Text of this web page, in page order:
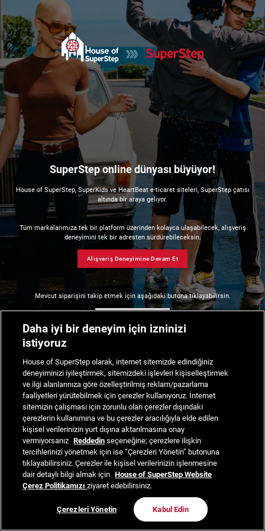
SuperStep online dünyası büyüyor!
House of SuperStep, SuperKids ve HeartBeat e-ticaret siteleri, SuperStep çatısı
altında bir araya geliyor.
Tüm markalarımıza tek bir platform üzerinden kolayca ulaşabilecek, alışveriş
deneyimini tek bir adresten sürdürebileceksin.
Alışveriş Deneyimine Devam Et
Mevcut siparişini takip etmek için aşağıdaki butona tıklayabilirsin.
Daha iyi bir deneyim için izninizi
istiyoruz
House of SuperStep olarak, internet sitemizde edindiğiniz
deneyiminizi iyileştirmek, sitemizdeki işlevleri kişiselleştirmek
ve ilgi alanlarınıza göre özelleştirilmiş reklam/pazarlama
faaliyetleri yürütebilmek için çerezler kullanıyoruz. İnternet
sitemizin çalışması için zorunlu olan çerezler dışındaki
çerezlerin kullanımına ve bu çerezler aracılığıyla elde edilen
kişisel verilerinizin yurt dışına aktarılmasına onay
vermiyorsanız Reddedin seçeneğine; çerezlere ilişkin
tercihlerinizi yönetmek için ise “Çerezleri Yönetin” butonuna
tıklayabilirsiniz. Çerezler ile kişisel verilerinizin işlenmesine
dair detaylı bilgi almak için House of SuperStep Website
Çerez Politikamızıziyaret edebilirsiniz.
Çerezleri Yönetin Kabul Edin